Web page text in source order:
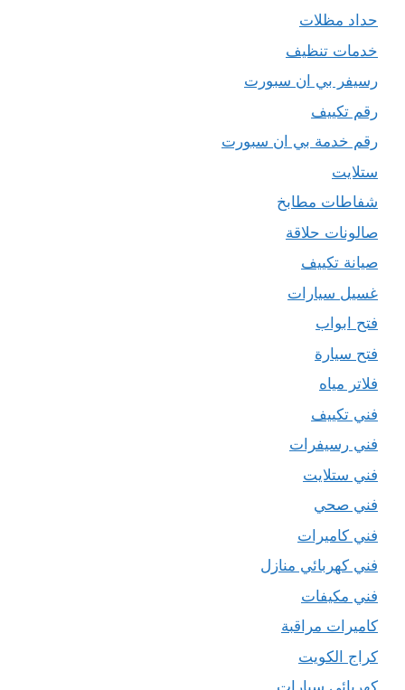
حداد مظلات
خدمات تنظيف
رسيفر بي ان سبورت
رقم تكييف
رقم خدمة بي ان سبورت
ستلايت
شفاطات مطابخ
صالونات حلاقة
صيانة تكييف
غسيل سيارات
فتح ابواب
فتح سيارة
فلاتر مياه
فني تكييف
فني رسيفرات
فني ستلايت
فني صحي
فني كاميرات
فني كهربائي منازل
فني مكيفات
كاميرات مراقبة
كراج الكويت